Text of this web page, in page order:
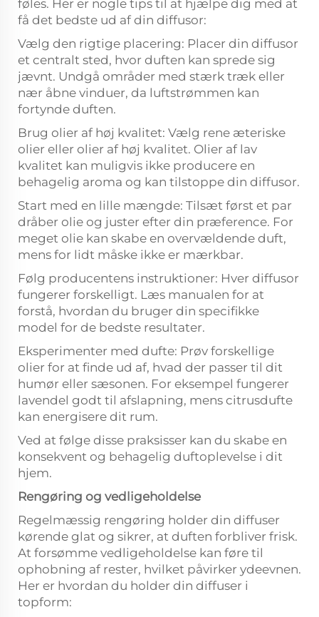
føles. Her er nogle tips til at hjælpe dig med at
få det bedste ud af din diffusor:
Vælg den rigtige placering: Placer din diffusor
et centralt sted, hvor duften kan sprede sig
jævnt. Undgå områder med stærk træk eller
nær åbne vinduer, da luftstrømmen kan
fortynde duften.
Brug olier af høj kvalitet: Vælg rene æteriske
olier eller olier af høj kvalitet. Olier af lav
kvalitet kan muligvis ikke producere en
behagelig aroma og kan tilstoppe din diffusor.
Start med en lille mængde: Tilsæt først et par
dråber olie og juster efter din præference. For
meget olie kan skabe en overvældende duft,
mens for lidt måske ikke er mærkbar.
Følg producentens instruktioner: Hver diffusor
fungerer forskelligt. Læs manualen for at
forstå, hvordan du bruger din specifikke
model for de bedste resultater.
Eksperimenter med dufte: Prøv forskellige
olier for at finde ud af, hvad der passer til dit
humør eller sæsonen. For eksempel fungerer
lavendel godt til afslapning, mens citrusdufte
kan energisere dit rum.
Ved at følge disse praksisser kan du skabe en
konsekvent og behagelig duftoplevelse i dit
hjem.
Rengøring og vedligeholdelse
Regelmæssig rengøring holder din diffuser
kørende glat og sikrer, at duften forbliver frisk.
At forsømme vedligeholdelse kan føre til
ophobning af rester, hvilket påvirker ydeevnen.
Her er hvordan du holder din diffuser i
topform: